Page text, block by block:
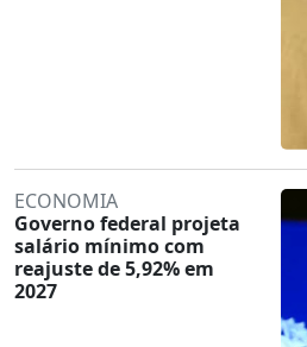
ECONOMIA
Governo federal projeta
salário mínimo com
reajuste de 5,92% em
2027